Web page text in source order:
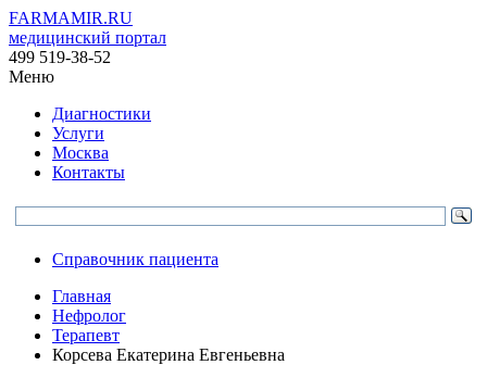
FARMAMIR.RU
медицинский портал
499 519-38-52
Меню
Диагностики
Услуги
Москва
Контакты
Справочник пациента
Главная
Нефролог
Терапевт
Корсева Екатерина Евгеньевна